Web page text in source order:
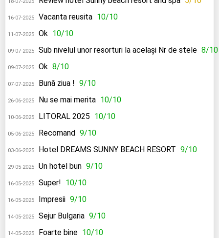
16-07-2025 Vacanta reusita 10/10
11-07-2025 Ok 10/10
09-07-2025 Sub nivelul unor resorturi la același Nr de stele 8/10
09-07-2025 Ok 8/10
07-07-2025 Bună ziua ! 9/10
26-06-2025 Nu se mai merita 10/10
10-06-2025 LITORAL 2025 10/10
05-06-2025 Recomand 9/10
03-06-2025 Hotel DREAMS SUNNY BEACH RESORT 9/10
29-05-2025 Un hotel bun 9/10
16-05-2025 Super! 10/10
16-05-2025 Impresii 9/10
14-05-2025 Sejur Bulgaria 9/10
14-05-2025 Foarte bine 10/10